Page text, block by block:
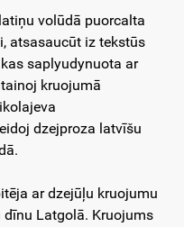
volūdā puorcalta
atsasaucūt iz tekstūs
saplyudynuota ar
kruojumā
dzejproza latvīšu
ar dzejūļu kruojumu
dīnu Latgolā. Kruojums